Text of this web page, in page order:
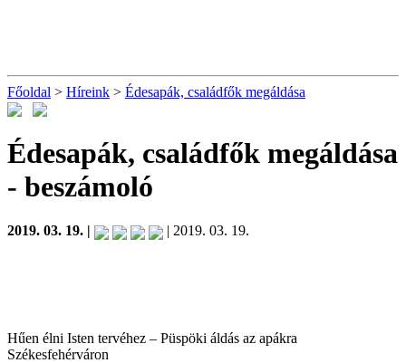
Főoldal > Híreink > Édesapák, családfők megáldása
Édesapák, családfők megáldása
- beszámoló
2019. 03. 19. | | 2019. 03. 19.
Hűen élni Isten tervéhez – Püspöki áldás az apákra
Székesfehérváron